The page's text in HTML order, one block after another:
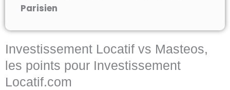
Parisien
Investissement Locatif vs Masteos,
les points pour Investissement
Locatif.com